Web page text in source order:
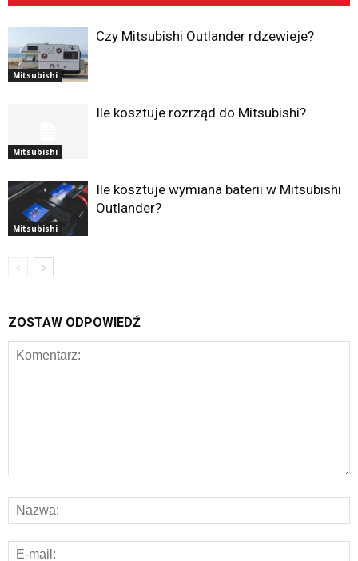
Mitsubishi
Czy Mitsubishi Outlander rdzewieje?
Mitsubishi
Ile kosztuje rozrząd do Mitsubishi?
Mitsubishi
Ile kosztuje wymiana baterii w Mitsubishi
Outlander?
ZOSTAW ODPOWIEDŹ